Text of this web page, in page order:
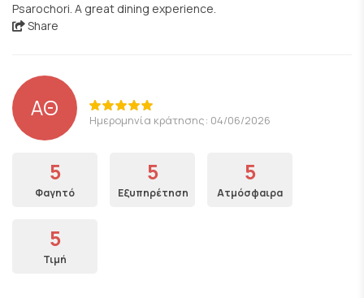
Psarochori. A great dining experience.
Share
ΑΘ Ημερομηνία κράτησης: 04/06/2026
5
Φαγητό
5
Εξυπηρέτηση
5
Ατμόσφαιρα
5
Τιμή